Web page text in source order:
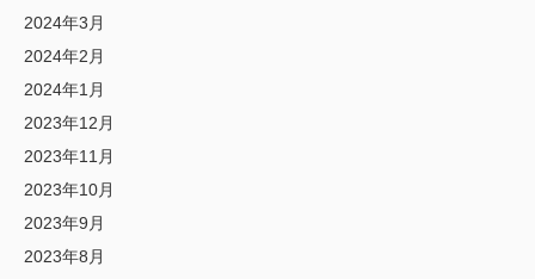
2024年3月
2024年2月
2024年1月
2023年12月
2023年11月
2023年10月
2023年9月
2023年8月